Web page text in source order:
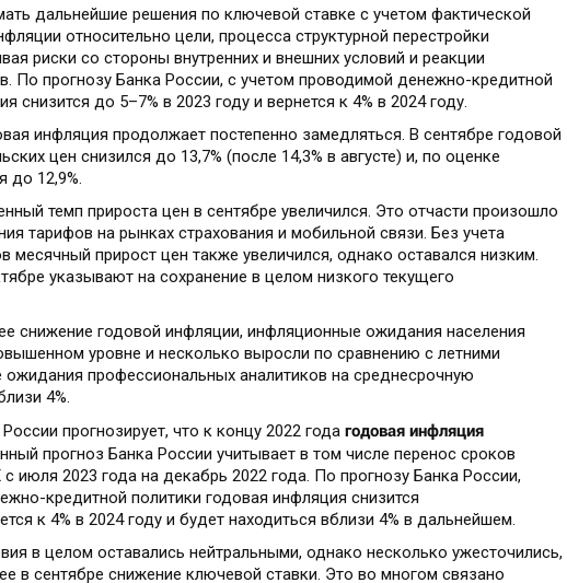
дальнейшие решения по ключевой ставке с учетом фактической
относительно цели, процесса структурной перестройки
риски со стороны внутренних и внешних условий и реакции
По прогнозу Банка России, с учетом проводимой денежно-кредитной
снизится до 5–7% в 2023 году и вернется к 4% в 2024 году.
инфляция продолжает постепенно замедляться. В сентябре годовой
цен снизился до 13,7% (после 14,3% в августе) и, по оценке
до 12,9%.
темп прироста цен в сентябре увеличился. Это отчасти произошло
тарифов на рынках страхования и мобильной связи. Без учета
месячный прирост цен также увеличился, однако оставался низким.
указывают на сохранение в целом низкого текущего
снижение годовой инфляции, инфляционные ожидания населения
уровне и несколько выросли по сравнению с летними
профессиональных аналитиков на среднесрочную
4%.
прогнозирует, что к концу 2022 года годовая инфляция
прогноз Банка России учитывает в том числе перенос сроков
июля 2023 года на декабрь 2022 года. По прогнозу Банка России,
кредитной политики годовая инфляция снизится
к 4% в 2024 году и будет находиться вблизи 4% в дальнейшем.
в целом оставались нейтральными, однако несколько ужесточились,
в сентябре снижение ключевой ставки. Это во многом связано